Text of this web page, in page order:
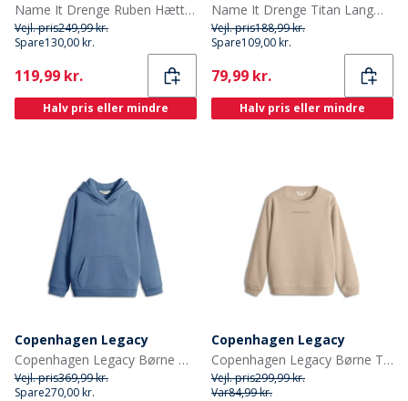
Name It Drenge Ruben Hættetrøje Four Leaf Clover
Vejl. pris249,99 kr.
Spare130,00 kr.
Current
119,99 kr.
Halv pris eller mindre
Name It Drenge Titan Langærmet T-shirt Moonbeam
Vejl. pris188,99 kr.
Spare109,00 kr.
Current
79,99 kr.
Halv pris eller mindre
Copenhagen Legacy
Copenhagen Legacy Børne Hoodie Denim Melange
Vejl. pris369,99 kr.
Spare270,00 kr.
Copenhagen Legacy
Copenhagen Legacy Børne Trøje Ørken
Vejl. pris299,99 kr.
Var84,99 kr.